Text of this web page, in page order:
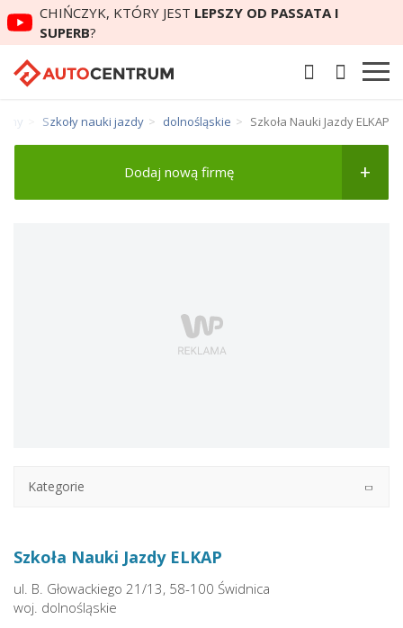
CHIŃCZYK, KTÓRY JEST LEPSZY OD PASSATA I
SUPERB?
Szkoły nauki jazdy dolnośląskie Szkoła Nauki Jazdy ELKAP
Szkoła Nauki Jazdy ELKAP
ul. B. Głowackiego 21/13, 58-100 Świdnica
woj. dolnośląskie
Dodaj nową firmę
Kategorie